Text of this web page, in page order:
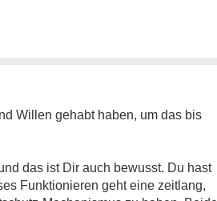
Willen gehabt haben, um das bis
das ist Dir auch bewusst. Du hast
Funktionieren geht eine zeitlang,